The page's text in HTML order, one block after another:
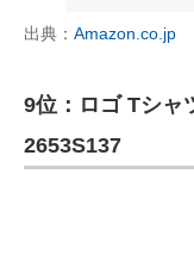
出典： Amazon.co.jp
9位：ロゴ Tシャ
2653S137